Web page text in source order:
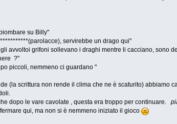
su Billy"
servirebbe un drago qui"
avvoltoi grifoni sollevano i draghi mentre li cacciano, sono
?"
piccoli, nemmeno ci guardano "
(la scrittura non rende il clima che ne è scaturito) abbiamo
dopo le vare cavolate , questa era troppo per continuare.
qui, ma non si è nemmeno iniziato il gioco